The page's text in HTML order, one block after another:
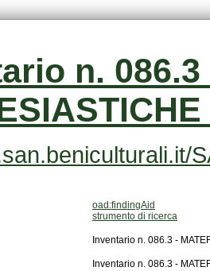
oad:findingAid
strumento di ricerca
Inventario n. 086.3 -
Inventario n. 086.3 -